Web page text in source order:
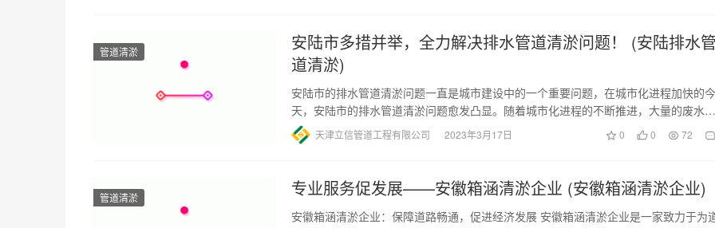
管道清淤
安陆市多措并举，全力解决排水管道清淤问题！ (安陆排水管
道清淤)
安陆市的排水管道清淤问题一直是城市建设中的一个重要问题，在城市化进程加快的今
天，安陆市的排水管道清淤问题愈发凸显。随着城市化进程的不断推进，大量的废水排
放和生活垃圾堆积加剧了排水管…
天津立信管道工程有限公司 2023年3月17日 0 0 72
管道清淤 专业服务促发展——安徽箱涵清淤企业 (安徽箱涵清淤企业)
安徽箱涵清淤企业：保障道路畅通，促进经济发展 安徽箱涵清淤企业是一家致力于为